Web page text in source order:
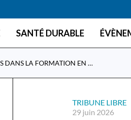
Skip
SANTÉ DURABLE
L’ENGAGEMENT DES PATIENT·ES DANS LA FORMATION EN PHYSIOTHÉRAPIE : ENTRE TRADITION, TRANSFORMATION ET ÉMANCIPATION
TRIBUNE LIBRE
29 juin 2026